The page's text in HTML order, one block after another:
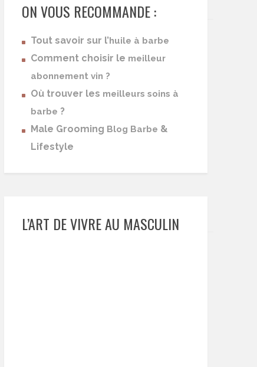
ON VOUS RECOMMANDE :
Tout savoir sur l’huile à barbe
Comment choisir le meilleur
abonnement vin ?
Où trouver les meilleurs soins à
barbe ?
Male Grooming Blog Barbe &
Lifestyle
L’ART DE VIVRE AU MASCULIN